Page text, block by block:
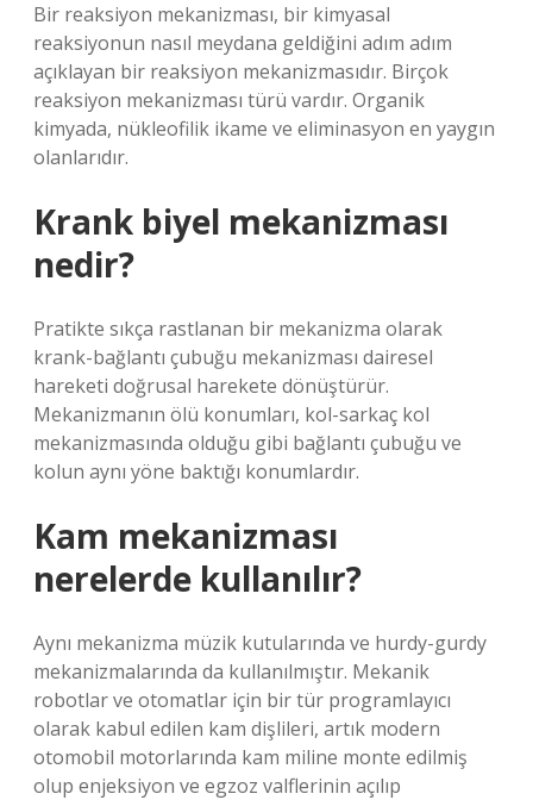
Bir reaksiyon mekanizması, bir kimyasal
reaksiyonun nasıl meydana geldiğini adım adım
açıklayan bir reaksiyon mekanizmasıdır. Birçok
reaksiyon mekanizması türü vardır. Organik
kimyada, nükleofilik ikame ve eliminasyon en yaygın
olanlarıdır.
Krank biyel mekanizması
nedir?
Pratikte sıkça rastlanan bir mekanizma olarak
krank-bağlantı çubuğu mekanizması dairesel
hareketi doğrusal harekete dönüştürür.
Mekanizmanın ölü konumları, kol-sarkaç kol
mekanizmasında olduğu gibi bağlantı çubuğu ve
kolun aynı yöne baktığı konumlardır.
Kam mekanizması
nerelerde kullanılır?
Aynı mekanizma müzik kutularında ve hurdy-gurdy
mekanizmalarında da kullanılmıştır. Mekanik
robotlar ve otomatlar için bir tür programlayıcı
olarak kabul edilen kam dişlileri, artık modern
otomobil motorlarında kam miline monte edilmiş
olup enjeksiyon ve egzoz valflerinin açılıp